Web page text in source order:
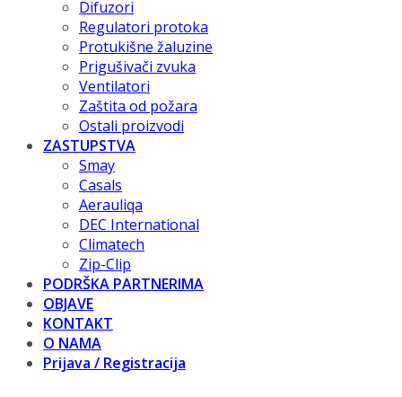
Difuzori
Regulatori protoka
Protukišne žaluzine
Prigušivači zvuka
Ventilatori
Zaštita od požara
Ostali proizvodi
ZASTUPSTVA
Smay
Casals
Aerauliqa
DEC International
Climatech
Zip-Clip
PODRŠKA PARTNERIMA
OBJAVE
KONTAKT
O NAMA
Prijava / Registracija